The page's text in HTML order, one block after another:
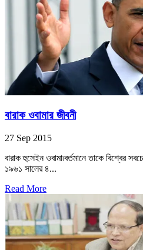
বারাক ওবামার জীবনী
27 Sep 2015
বারাক হুসেইন ওবামা৷বর্তমানে তাকে বিশ্বের
১৯৬১ সালের ৪...
Read More